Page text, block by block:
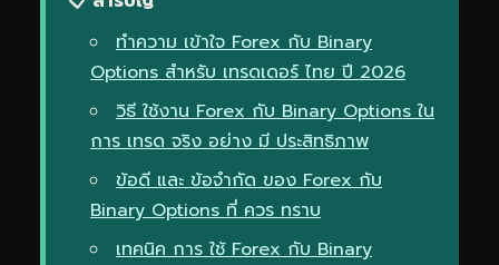
ทำความ เข้าใจ Forex กับ Binary
Options สำหรับ เทรดเดอร์ ไทย ปี 2026
วิธี ใช้งาน Forex กับ Binary Options ใน
การ เทรด จริง อย่าง มี ประสิทธิภาพ
ข้อดี และ ข้อจำกัด ของ Forex กับ
Binary Options ที่ ควร ทราบ
เทคนิค การ ใช้ Forex กับ Binary